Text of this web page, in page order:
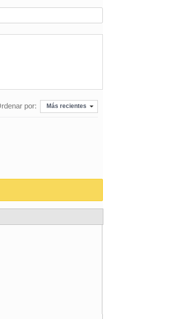
por: Más recientes